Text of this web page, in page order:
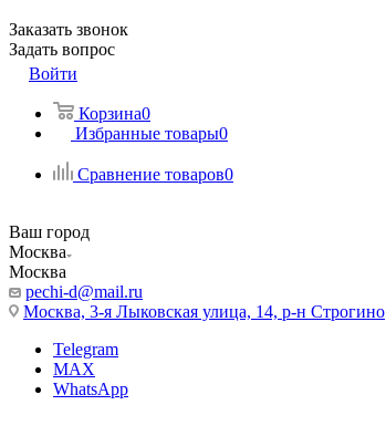
Заказать звонок
Задать вопрос
Войти
Корзина0
Избранные товары0
Сравнение товаров0
Ваш город
Москва
Москва
pechi-d@mail.ru
Москва, 3-я Лыковская улица, 14, р-н Строгино
Telegram
MAX
WhatsApp